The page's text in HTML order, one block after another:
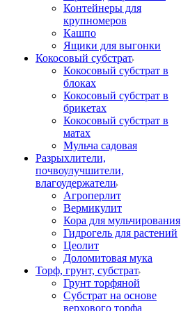
Контейнеры для
крупномеров
Кашпо
Ящики для выгонки
Кокосовый субстрат
Кокосовый субстрат в
блоках
Кокосовый субстрат в
брикетах
Кокосовый субстрат в
матах
Мульча садовая
Разрыхлители,
почвоулучшители,
влагоудержатели
Агроперлит
Вермикулит
Кора для мульчирования
Гидрогель для растений
Цеолит
Доломитовая мука
Торф, грунт, субстрат
Грунт торфяной
Субстрат на основе
верхового торфа